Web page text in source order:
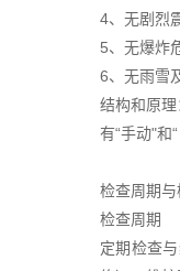
4、无剧烈
5、无爆炸
6、无雨雪
结构和原
有“手动"和
检查周期
检查周期
定期检查